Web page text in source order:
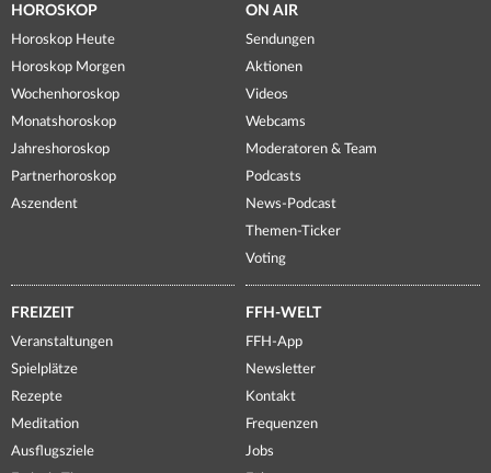
HOROSKOP
Horoskop Heute
Horoskop Morgen
Wochenhoroskop
Monatshoroskop
Jahreshoroskop
Partnerhoroskop
Aszendent
ON AIR
Sendungen
Aktionen
Videos
Webcams
Moderatoren & Team
Podcasts
News-Podcast
Themen-Ticker
Voting
FREIZEIT
Veranstaltungen
Spielplätze
Rezepte
Meditation
Ausflugsziele
FFH-WELT
FFH-App
Newsletter
Kontakt
Frequenzen
Jobs